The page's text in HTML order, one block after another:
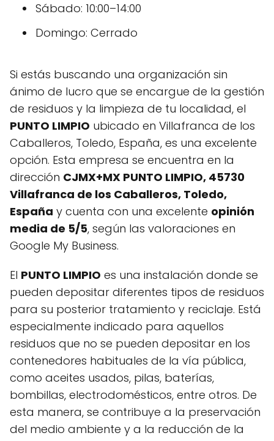
Sábado: 10:00–14:00
Domingo: Cerrado
Si estás buscando una organización sin
ánimo de lucro que se encargue de la gestión
de residuos y la limpieza de tu localidad, el
PUNTO LIMPIO ubicado en Villafranca de los
Caballeros, Toledo, España, es una excelente
opción. Esta empresa se encuentra en la
dirección CJMX+MX PUNTO LIMPIO, 45730
Villafranca de los Caballeros, Toledo,
España y cuenta con una excelente opinión
media de 5/5, según las valoraciones en
Google My Business.
El PUNTO LIMPIO es una instalación donde se
pueden depositar diferentes tipos de residuos
para su posterior tratamiento y reciclaje. Está
especialmente indicado para aquellos
residuos que no se pueden depositar en los
contenedores habituales de la vía pública,
como aceites usados, pilas, baterías,
bombillas, electrodomésticos, entre otros. De
esta manera, se contribuye a la preservación
del medio ambiente y a la reducción de la